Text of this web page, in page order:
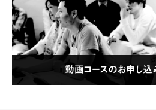
動画コースのお申し込